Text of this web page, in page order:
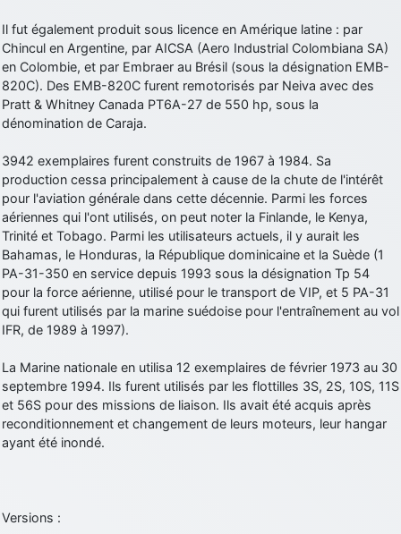
d9pouces: En espérant n’avoir coupé les accessoires de personne
au passage !
d9pouces: j'ai trouvé un palliatif un peu violent, mais ça devrait aller
un peu mieux
d9pouces: cette fois, c'est le Brésil et Singapour qui mettent le site
jericho : Ah ben je peux te confirmer que j'étais resté dans le filtre…
d9pouces: Désolé ! Mon filtrage a été un peu trop violent
manifestement
tout voir
Il fut également produit sous licence en Amérique latine : par
Chincul en Argentine, par AICSA (Aero Industrial Colombiana SA)
en Colombie, et par Embraer au Brésil (sous la désignation EMB-
820C). Des EMB-820C furent remotorisés par Neiva avec des
Pratt & Whitney Canada PT6A-27 de 550 hp, sous la
dénomination de Caraja.
3942 exemplaires furent construits de 1967 à 1984. Sa
production cessa principalement à cause de la chute de l'intérêt
pour l'aviation générale dans cette décennie. Parmi les forces
aériennes qui l'ont utilisés, on peut noter la Finlande, le Kenya,
Trinité et Tobago. Parmi les utilisateurs actuels, il y aurait les
Bahamas, le Honduras, la République dominicaine et la Suède (1
PA-31-350 en service depuis 1993 sous la désignation Tp 54
pour la force aérienne, utilisé pour le transport de VIP, et 5 PA-31
qui furent utilisés par la marine suédoise pour l'entraînement au vol
IFR, de 1989 à 1997).
La Marine nationale en utilisa 12 exemplaires de février 1973 au 30
septembre 1994. Ils furent utilisés par les flottilles 3S, 2S, 10S, 11S
et 56S pour des missions de liaison. Ils avait été acquis après
reconditionnement et changement de leurs moteurs, leur hangar
ayant été inondé.
Versions :